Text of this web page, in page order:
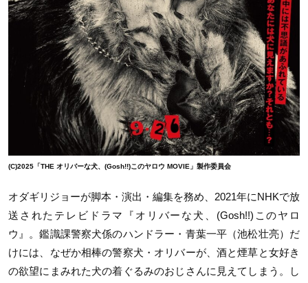
(C)2025「THE オリバーな犬、(Gosh!!)このヤロウ MOVIE」製作委員会
オダギリジョーが脚本・演出・編集を務め、 2021年にNHKで放
送されたテレビドラマ『オリバーな犬、 (Gosh!!) このヤロ
ウ』。鑑識課警察犬係のハンドラー・青葉一平（池松壮亮）だ
けには、なぜか相棒の警察犬・オリバーが、酒と煙草と女好き
の欲望にまみれた犬の着ぐるみのおじさんに見えてしまう。し